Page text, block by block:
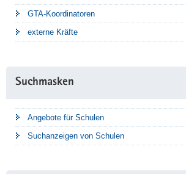
GTA-Koordinatoren
externe Kräfte
Suchmasken
Angebote für Schulen
Suchanzeigen von Schulen